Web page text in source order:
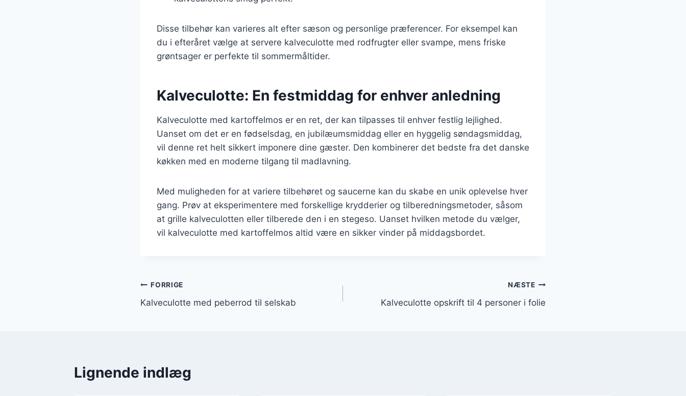
Disse tilbehør kan varieres alt efter sæson og personlige præferencer. For eksempel kan
du i efteråret vælge at servere kalveculotte med rodfrugter eller svampe, mens friske
grøntsager er perfekte til sommermåltider.
Kalveculotte: En festmiddag for enhver anledning
Kalveculotte med kartoffelmos er en ret, der kan tilpasses til enhver festlig lejlighed.
Uanset om det er en fødselsdag, en jubilæumsmiddag eller en hyggelig søndagsmiddag,
vil denne ret helt sikkert imponere dine gæster. Den kombinerer det bedste fra det danske
køkken med en moderne tilgang til madlavning.
Med muligheden for at variere tilbehøret og saucerne kan du skabe en unik oplevelse hver
gang. Prøv at eksperimentere med forskellige krydderier og tilberedningsmetoder, såsom
at grille kalveculotten eller tilberede den i en stegeso. Uanset hvilken metode du vælger,
vil kalveculotte med kartoffelmos altid være en sikker vinder på middagsbordet.
Indlægsnavigation
FORRIGE
Kalveculotte med peberrod til selskab
NÆSTE
Kalveculotte opskrift til 4 personer i folie
Lignende indlæg